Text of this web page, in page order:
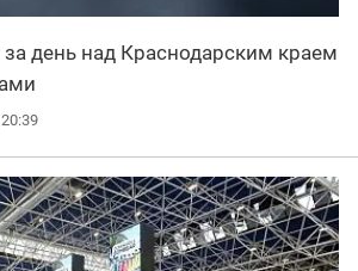
день над Краснодарским краем